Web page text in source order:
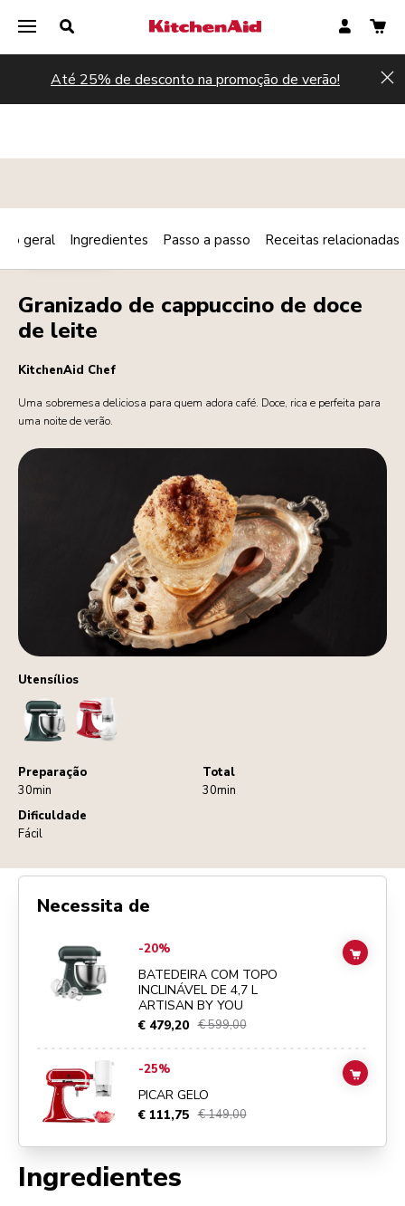
Até 25% de desconto na promoção de verão!
Utensílios
StandMixerIceShaver
Preparação
30min
Total
30min
Dificuldade
Fácil
SOBREMESAS Print
Granizado de cappuccino de doce
de leite
KitchenAid Chef
Uma sobremesa deliciosa para quem adora café. Doce, rica e perfeita para
uma noite de verão.
geral Ingredientes Passo a passo Receitas relacionadas
Ingredientes
Necessita de
Go toBATEDEIRA COM TOPO INCLINÁVEL DE 4,7 L ARTISAN BY
-20%
BATEDEIRA COM TOPO
INCLINÁVEL DE 4,7 L
ARTISAN BY YOU
€ 479,20 € 599,00
ADD
PICAR GELO details page
-25%
PICAR GELO
€ 111,75 € 149,00
ADD